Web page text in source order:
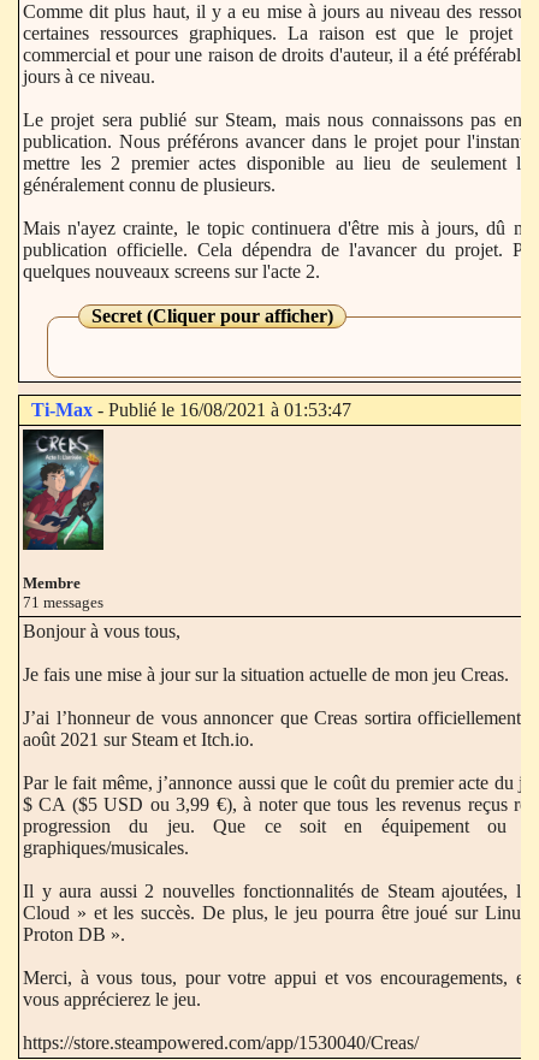
Comme dit plus haut, il y a eu mise à jours au niveau des
certaines ressources graphiques. La raison est que le projet
commercial et pour une raison de droits d'auteur, il a été préférable
jours à ce niveau.
Le projet sera publié sur Steam, mais nous connaissons pas
publication. Nous préférons avancer dans le projet pour l'instant
mettre les 2 premier actes disponible au lieu de seulement
généralement connu de plusieurs.
Mais n'ayez crainte, le topic continuera d'être mis à jours, dû
publication officielle. Cela dépendra de l'avancer du projet.
quelques nouveaux screens sur l'acte 2.
Secret (Cliquer pour afficher)
Ti-Max - Publié le 16/08/2021 à 01:53:47
Membre
71 messages
Bonjour à vous tous,
Je fais une mise à jour sur la situation actuelle de mon jeu Creas.
J’ai l’honneur de vous annoncer que Creas sortira officiellement
août 2021 sur Steam et Itch.io.
Par le fait même, j’annonce aussi que le coût du premier acte du
$ CA ($5 USD ou 3,99 €), à noter que tous les revenus reçus
progression du jeu. Que ce soit en équipement ou en
graphiques/musicales.
Il y aura aussi 2 nouvelles fonctionnalités de Steam ajoutées, la
Cloud » et les succès. De plus, le jeu pourra être joué sur Linux
Proton DB ».
Merci, à vous tous, pour votre appui et vos encouragements, en
vous apprécierez le jeu.
https://store.steampowered.com/app/1530040/Creas/